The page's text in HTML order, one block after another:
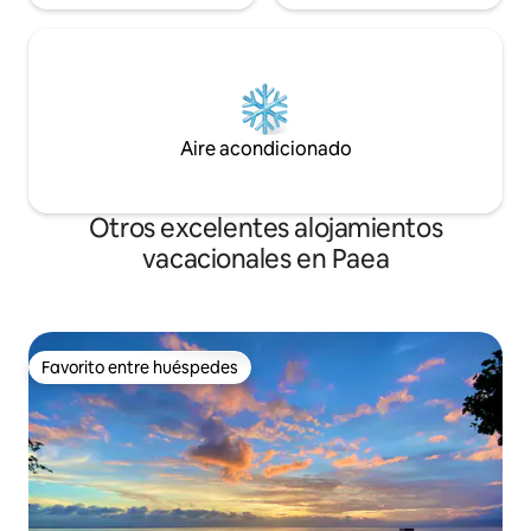
Aire acondicionado
Otros excelentes alojamientos
vacacionales en Paea
Favorito entre huéspedes
Favorito entre huéspedes